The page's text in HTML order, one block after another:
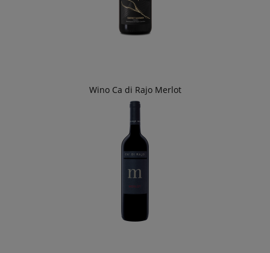
Wino Ca di Rajo Merlot